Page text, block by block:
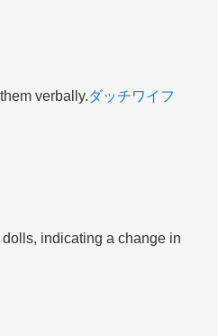
verbally.ダッチワイフ
indicating a change in